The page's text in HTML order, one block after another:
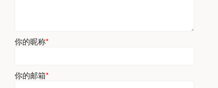
你的昵称*
你的邮箱*